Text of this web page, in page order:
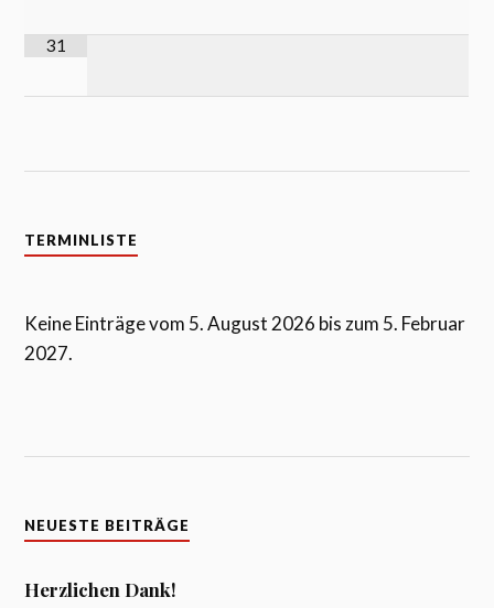
31
TERMINLISTE
Keine Einträge vom 5. August 2026 bis zum 5. Februar
2027.
NEUESTE BEITRÄGE
Herzlichen Dank!